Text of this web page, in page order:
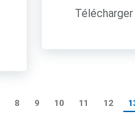
8 9 10 11 12